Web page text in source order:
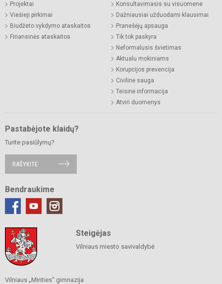
Projektai
Viešieji pirkimai
Biudžeto vykdymo ataskaitos
Finansinės ataskaitos
Konsultavimasis su visuomene
Dažniausiai užduodami klausimai
Pranešėjų apsauga
Tik tok paskyra
Neformalusis švietimas
Aktualu mokiniams
Korupcijos prevencija
Civilinė sauga
Teisinė informacija
Atviri duomenys
Pastabėjote klaidų?
Turite pasiūlymų?
RAŠYKITE
Bendraukime
Steigėjas
Vilniaus miesto savivaldybė
Vilniaus „Minties“ gimnazija